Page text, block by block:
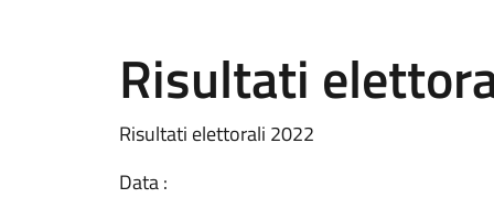
Risultati
Risultati elettorali 2022
Data :